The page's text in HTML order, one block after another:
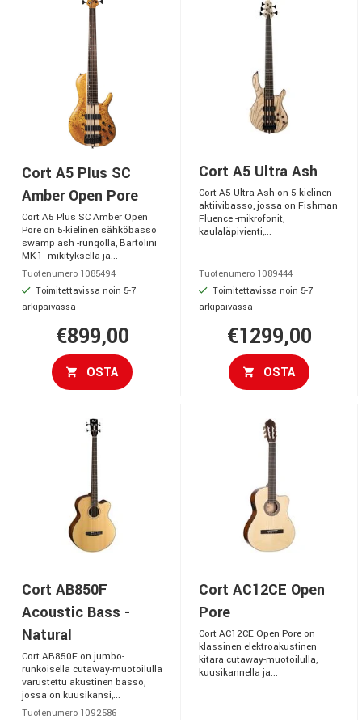
Cort A5 Plus SC
Amber Open Pore
Cort A5 Plus SC Amber Open
Pore on 5-kielinen sähköbasso
swamp ash -rungolla, Bartolini
MK-1 -mikityksellä ja...
Tuotenumero 1085494
Toimitettavissa noin 5-7
arkipäivässä
€899,00
OSTA
Cort A5 Ultra Ash
Cort A5 Ultra Ash on 5-kielinen
aktiivibasso, jossa on Fishman
Fluence -mikrofonit,
kaulaläpivienti,...
Tuotenumero 1089444
Toimitettavissa noin 5-7
arkipäivässä
€1299,00
OSTA
Cort AB850F
Acoustic Bass -
Natural
Cort AB850F on jumbo-
runkoisella cutaway-muotoilulla
varustettu akustinen basso,
jossa on kuusikansi,...
Tuotenumero 1092586
Cort AC12CE Open
Pore
Cort AC12CE Open Pore on
klassinen elektroakustinen
kitara cutaway-muotoilulla,
kuusikannella ja...